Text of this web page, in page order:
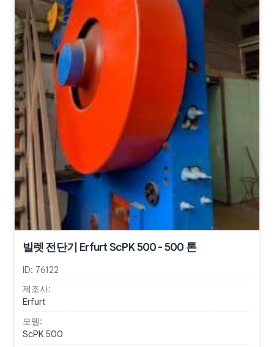
빌렛 전단기 Erfurt ScPK 500 - 500 톤
ID: 76122
제조사:
Erfurt
모델:
ScPK 500